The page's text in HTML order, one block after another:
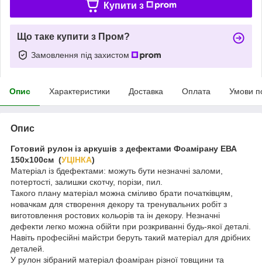
Купити з
Що таке купити з Пром?
Замовлення під захистом
Опис Характеристики Доставка Оплата Умови
Опис
Готовий рулон із аркушів з дефектами Фоамірану ЕВА
150х100см (УЦІНКА)
Матеріал із бдефектами: можуть бути незначні заломи,
потертості, залишки скотчу, порізи, пил.
Такого плану матеріал можна сміливо брати початківцям,
новачкам для створення декору та тренувальних робіт з
виготовлення ростових кольорів та ін декору. Незначні
дефекти легко можна обійти при розкриванні будь-якої деталі.
Навіть професійні майстри беруть такий матеріал для дрібних
деталей.
У рулон зібраний матеріал фоаміран різної товщини та